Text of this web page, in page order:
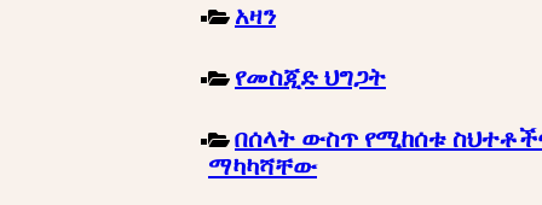
አዛን
የመስጂድ ህግጋት
በሰላት ውስጥ የሚከሰቱ
ማካካሻቸው